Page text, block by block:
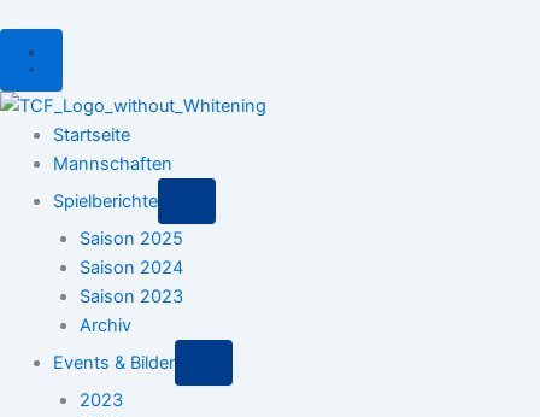
Menu
Startseite
Mannschaften
Spielberichte
Saison 2025
Saison 2024
Saison 2023
Archiv
Events & Bilder
2023